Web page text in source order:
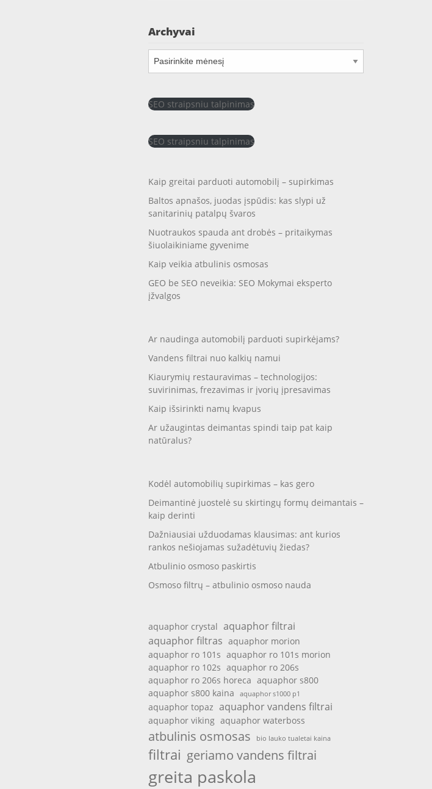
Archyvai
Archyvai
SEO straipsniu talpinimas
SEO straipsniu talpinimas
Kaip greitai parduoti automobilį – supirkimas
Baltos apnašos, juodas įspūdis: kas slypi už
sanitarinių patalpų švaros
Nuotraukos spauda ant drobės – pritaikymas
šiuolaikiniame gyvenime
Kaip veikia atbulinis osmosas
GEO be SEO neveikia: SEO Mokymai eksperto
įžvalgos
Ar naudinga automobilį parduoti supirkėjams?
Vandens filtrai nuo kalkių namui
Kiaurymių restauravimas – technologijos:
suvirinimas, frezavimas ir įvorių įpresavimas
Kaip išsirinkti namų kvapus
Ar užaugintas deimantas spindi taip pat kaip
natūralus?
Kodėl automobilių supirkimas – kas gero
Deimantinė juostelė su skirtingų formų deimantais –
kaip derinti
Dažniausiai užduodamas klausimas: ant kurios
rankos nešiojamas sužadėtuvių žiedas?
Atbulinio osmoso paskirtis
Osmoso filtrų – atbulinio osmoso nauda
aquaphor crystal aquaphor filtrai
aquaphor filtras aquaphor morion
aquaphor ro 101s aquaphor ro 101s morion
aquaphor ro 102s aquaphor ro 206s
aquaphor ro 206s horeca aquaphor s800
aquaphor s800 kaina
aquaphor s1000 p1
aquaphor topaz aquaphor vandens filtrai
aquaphor viking aquaphor waterboss
atbulinis osmosas bio lauko tualetai kaina
filtrai geriamo vandens filtrai
greita paskola